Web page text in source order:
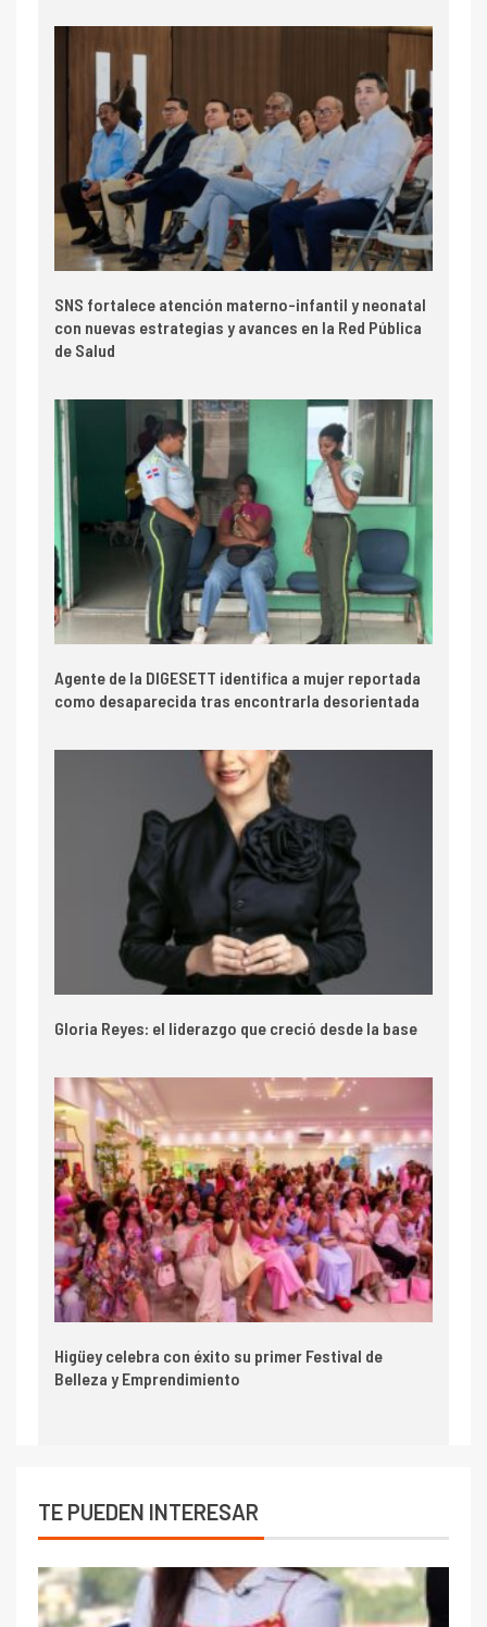
SNS fortalece atención materno-infantil y neonatal
con nuevas estrategias y avances en la Red Pública
de Salud
Agente de la DIGESETT identifica a mujer reportada
como desaparecida tras encontrarla desorientada
Gloria Reyes: el liderazgo que creció desde la base
Higüey celebra con éxito su primer Festival de
Belleza y Emprendimiento
TE PUEDEN INTERESAR